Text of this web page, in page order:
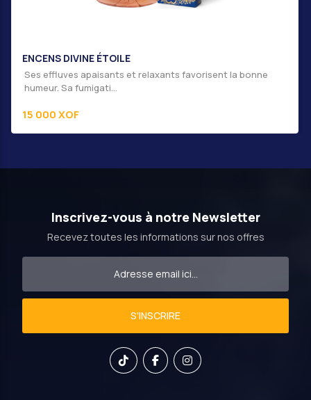
ÉTOILE
apaisants et relaxants favorisent la bonne
Facteur
Inscrivez-vous à notre Newsletter
Recevez toutes les informations sur nos offres
S'INSCRIRE